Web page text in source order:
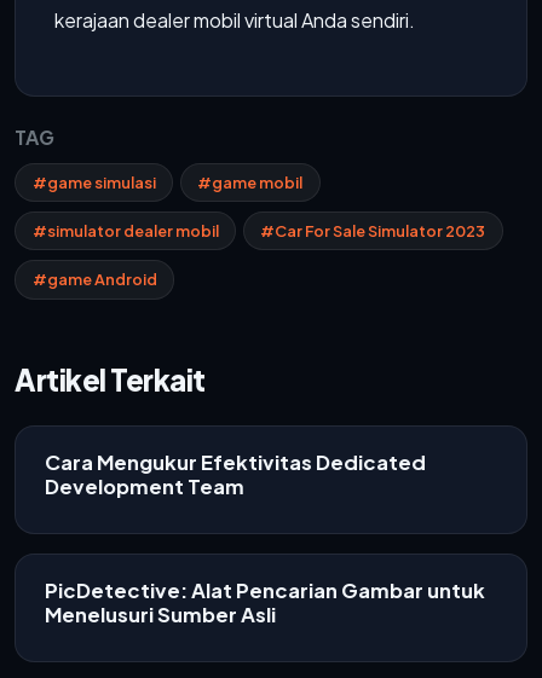
kerajaan dealer mobil virtual Anda sendiri.
TAG
#game simulasi #game mobil
#simulator dealer mobil #Car For Sale Simulator 2023
#game Android
Artikel Terkait
Cara Mengukur Efektivitas Dedicated
Development Team
PicDetective: Alat Pencarian Gambar untuk
Menelusuri Sumber Asli